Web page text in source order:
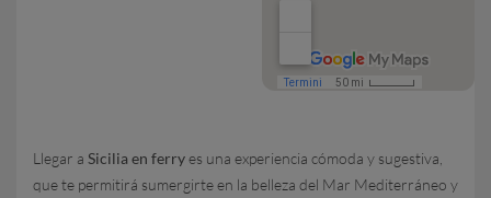
Llegar a Sicilia en ferryes una experiencia cómoda y sugestiva,
que te permitirá sumergirte en la belleza del Mar Mediterráneo y